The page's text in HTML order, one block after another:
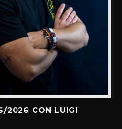
2026 CON LUIGI